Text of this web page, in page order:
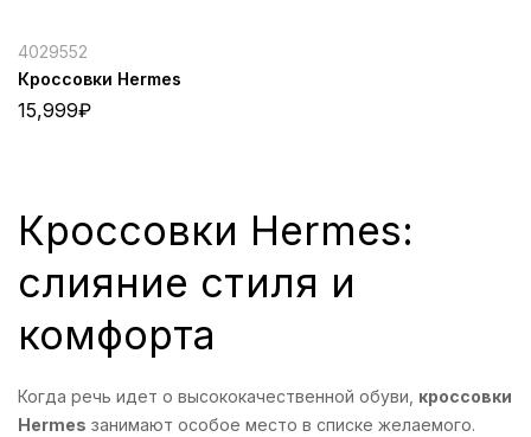
4029552
Кроссовки Hermes
15,999₽
Кроссовки Hermes:
слияние стиля и
комфорта
Когда речь идет о высококачественной обуви, кроссовки
Hermes занимают особое место в списке желаемого.